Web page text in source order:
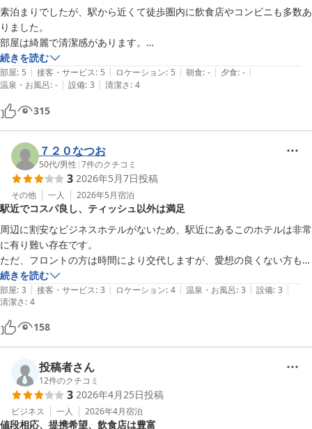
素泊まりでしたが、駅から近くて徒歩圏内に飲食店やコンビニも多数あ
りました。
部屋は綺麗で清潔感があります。
ベッドや枕の柔らかさが私には合わなかったかな。
続きを読む
部屋: 5 | 接客・サービス: 5 | ロケーション: 5 | 朝食: - | 夕食: - |
温泉・お風呂: - | 設備: 3 | 清潔さ: 4
315
７２０なつお
50代/男性 |7件のクチコミ
3 2026年5月7日投稿
その他 一人 2026年5月宿泊
駅近でコスパ良し、ティッシュ以外は満足
周辺に割安なビジネスホテルがないため、駅近にあるこのホテルは非常
に有り難い存在です。
ただ、フロントの方は時間により交代しますが、愛想の良くない方もい
るのであまり印象は良くないです。
部屋は至ってシンプルですが、清掃は行き届いており料金を考えるとコ
スパは良いと思います。
残念なのは、ポケットティッシュ。流石にボックスティッシュにしてく
れないかと。使い勝手が悪いので。
それ以外は特に不満はありませんでした。
続きを読む
部屋: 3 | 接客・サービス: 3 | ロケーション: 4 | 温泉・お風呂: 3 | 設備: 3 |
清潔さ: 4
158
投稿者さん
12件のクチコミ
3 2026年4月25日投稿
ビジネス 一人 2026年4月宿泊
値段相応、提携希望、飲食店は豊富